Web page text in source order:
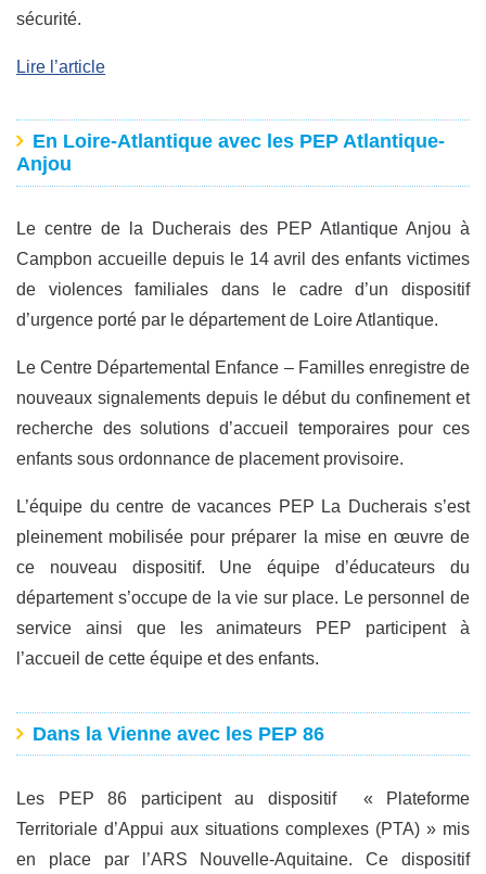
sécurité.
Lire l’article
En Loire-Atlantique avec les PEP Atlantique-
Anjou
Le centre de la Ducherais des PEP Atlantique Anjou à
Campbon accueille depuis le 14 avril des enfants victimes
de violences familiales dans le cadre d’un dispositif
d’urgence porté par le département de Loire Atlantique.
Le Centre Départemental Enfance – Familles enregistre de
nouveaux signalements depuis le début du confinement et
recherche des solutions d’accueil temporaires pour ces
enfants sous ordonnance de placement provisoire.
L’équipe du centre de vacances PEP La Ducherais s’est
pleinement mobilisée pour préparer la mise en œuvre de
ce nouveau dispositif. Une équipe d’éducateurs du
département s’occupe de la vie sur place. Le personnel de
service ainsi que les animateurs PEP participent à
l’accueil de cette équipe et des enfants.
Dans la Vienne avec les PEP 86
Les PEP 86 participent au dispositif « Plateforme
Territoriale d’Appui aux situations complexes (PTA) » mis
en place par l’ARS Nouvelle-Aquitaine. Ce dispositif